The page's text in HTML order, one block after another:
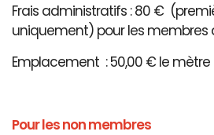
Frais administratifs : 80 €
uniquement) pour les membres
Emplacement : 50,00 € le mètre
Pour les non membres